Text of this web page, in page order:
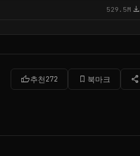
529.5M download
thumb_up추천272 bookmark_border 북마크 share